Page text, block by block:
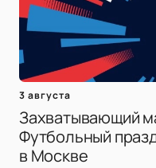
3 августа
Захватывающий
Футбольный
в Москве